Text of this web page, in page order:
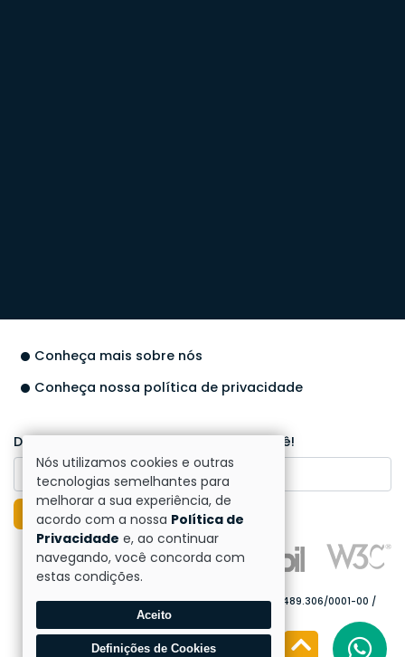
Conheça mais sobre nós
Conheça nossa política de privacidade
Deixe seu número que ligamos para você!
Enviar
Direitos reservados à SimplificaCont - 2026 - 62.489.306/0001-00 /
CRCSC-013023/O.
Nós utilizamos cookies e outras
tecnologias semelhantes para
melhorar a sua experiência, de
acordo com a nossa Política de
Privacidade e, ao continuar
navegando, você concorda com
estas condições.
Aceito
Definições de Cookies